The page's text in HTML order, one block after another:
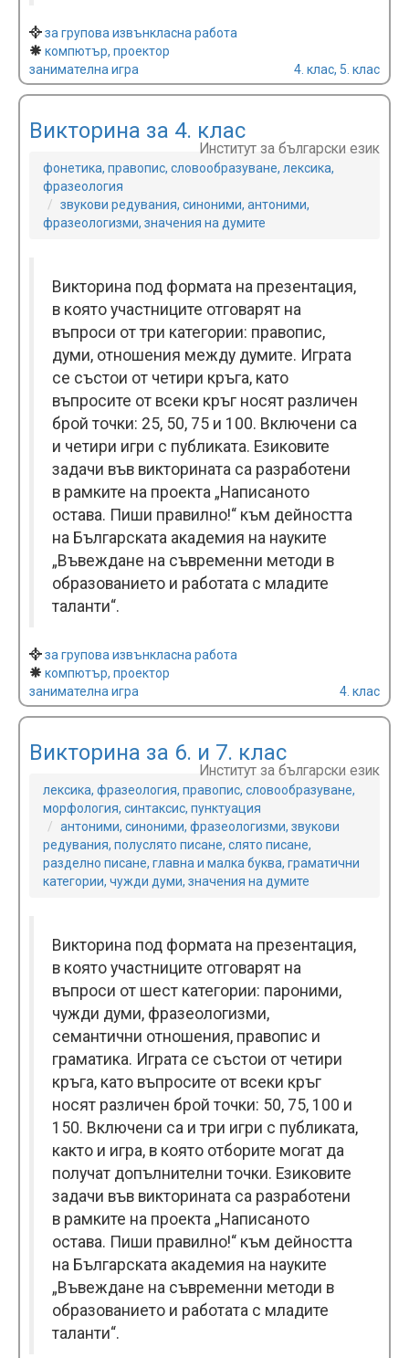
за групова извънкласна работа
компютър, проектор
занимателна игра
4. клас, 5. клас
Викторина за 4. клас
Институт за български език
фонетика, правопис, словообразуване, лексика,
фразеология
звукови редувания, синоними, антоними,
фразеологизми, значения на думите
Викторина под формата на презентация,
в която участниците отговарят на
въпроси от три категории: правопис,
думи, отношения между думите. Играта
се състои от четири кръга, като
въпросите от всеки кръг носят различен
брой точки: 25, 50, 75 и 100. Включени са
и четири игри с публиката. Езиковите
задачи във викторината са разработени
в рамките на проекта „Написаното
остава. Пиши правилно!“ към дейността
на Българската академия на науките
„Въвеждане на съвременни методи в
образованието и работата с младите
таланти“.
за групова извънкласна работа
компютър, проектор
занимателна игра
4. клас
Викторина за 6. и 7. клас
Институт за български език
лексика, фразеология, правопис, словообразуване,
морфология, синтаксис, пунктуация
антоними, синоними, фразеологизми, звукови
редувания, полуслято писане, слято писане,
разделно писане, главна и малка буква, граматични
категории, чужди думи, значения на думите
Викторина под формата на презентация,
в която участниците отговарят на
въпроси от шест категории: пароними,
чужди думи, фразеологизми,
семантични отношения, правопис и
граматика. Играта се състои от четири
кръга, като въпросите от всеки кръг
носят различен брой точки: 50, 75, 100 и
150. Включени са и три игри с публиката,
както и игра, в която отборите могат да
получат допълнителни точки. Езиковите
задачи във викторината са разработени
в рамките на проекта „Написаното
остава. Пиши правилно!“ към дейността
на Българската академия на науките
„Въвеждане на съвременни методи в
образованието и работата с младите
таланти“.